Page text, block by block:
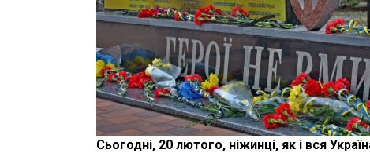
Сьогодні, 20 лютого, ніжинці, як і вся